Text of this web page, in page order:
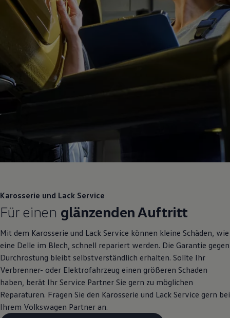
Karosserie und Lack Service
Für einen glänzenden Auftritt
Mit dem Karosserie und Lack Service können kleine Schäden, wie
eine Delle im Blech, schnell repariert werden. Die Garantie gegen
Durchrostung bleibt selbstverständlich erhalten. Sollte Ihr
Verbrenner- oder Elektrofahrzeug einen größeren Schaden
haben, berät Ihr Service Partner Sie gern zu möglichen
Reparaturen. Fragen Sie den Karosserie und Lack Service gern bei
Ihrem Volkswagen Partner an.